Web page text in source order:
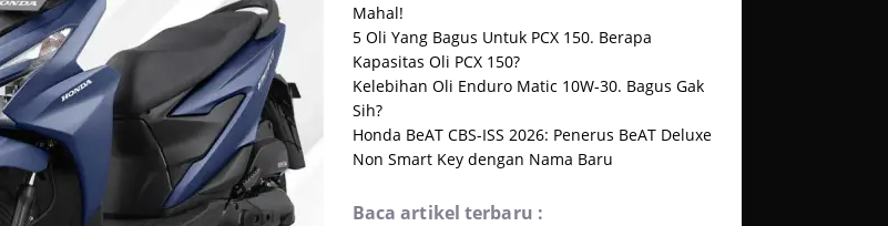
Mahal!
5 Oli Yang Bagus Untuk PCX 150. Berapa
Kapasitas Oli PCX 150?
Kelebihan Oli Enduro Matic 10W-30. Bagus Gak
Sih?
Honda BeAT CBS-ISS 2026: Penerus BeAT Deluxe
Non Smart Key dengan Nama Baru
Baca artikel terbaru :